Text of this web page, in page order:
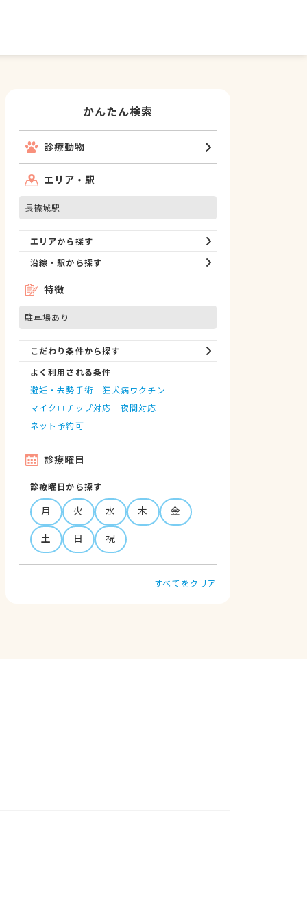
かんたん検索
診療動物
エリア・駅
長篠城駅
エリアから探す
沿線・駅から探す
特徴
駐車場あり
こだわり条件から探す
よく利用される条件
避妊・去勢手術
狂犬病ワクチン
マイクロチップ対応
夜間対応
ネット予約可
診療曜日
診療曜日から探す
月 火 水 木
金
土
日 祝
すべてをクリア